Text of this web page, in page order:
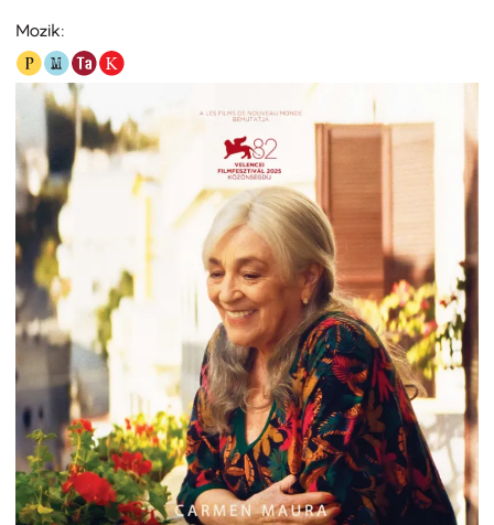
Mozik: